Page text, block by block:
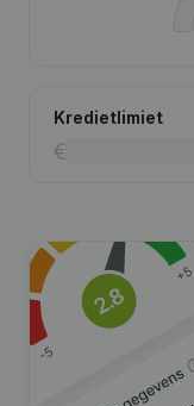
Kredietlimiet